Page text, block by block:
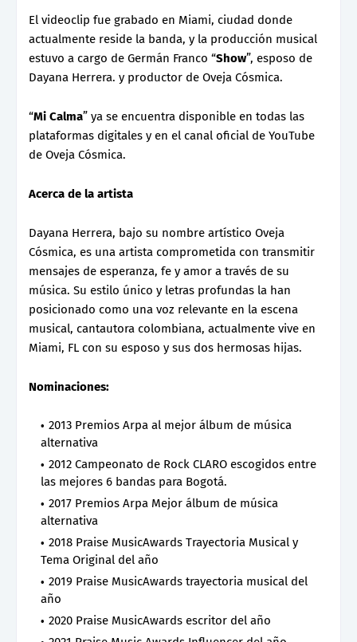
El videoclip fue grabado en Miami, ciudad donde
actualmente reside la banda, y la producción musical
estuvo a cargo de Germán Franco “Show”, esposo de
Dayana Herrera. y productor de Oveja Cósmica.
“Mi Calma” ya se encuentra disponible en todas las
plataformas digitales y en el canal oficial de YouTube
de Oveja Cósmica.
Acerca de la artista
Dayana Herrera, bajo su nombre artístico Oveja
Cósmica, es una artista comprometida con transmitir
mensajes de esperanza, fe y amor a través de su
música. Su estilo único y letras profundas la han
posicionado como una voz relevante en la escena
musical, cantautora colombiana, actualmente vive en
Miami, FL con su esposo y sus dos hermosas hijas.
Nominaciones:
2013 Premios Arpa al mejor álbum de música
alternativa
2012 Campeonato de Rock CLARO escogidos entre
las mejores 6 bandas para Bogotá.
2017 Premios Arpa Mejor álbum de música
alternativa
2018 Praise MusicAwards Trayectoria Musical y
Tema Original del año
2019 Praise MusicAwards trayectoria musical del
año
2020 Praise MusicAwards escritor del año